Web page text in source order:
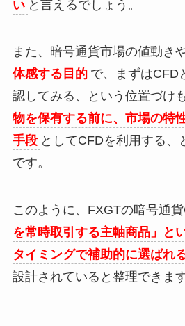
い と言えるでしょう。
また、暗号通貨市場の値動き
体感する目的 で、まずはCFD
認してみる、という位置づけ
物を保有する前に、市場の特
手段 としてCFDを利用する、
です。
このように、FXGTの暗号通
を常時取引する主軸商品」と
タイミングで補助的に選ばれ
設計されていると整理できます